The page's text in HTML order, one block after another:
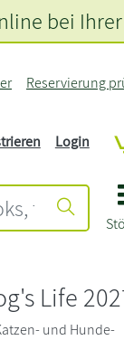
Reservierung
Login
bei
Life
und Hunde-